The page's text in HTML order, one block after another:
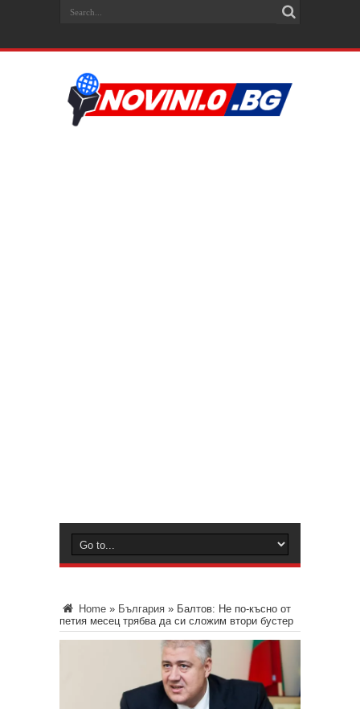
Home » България » Балтов: Не по-късно от
петия месец трябва да си сложим втори бустер